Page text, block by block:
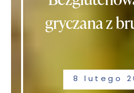
gryczana z
8 lutego